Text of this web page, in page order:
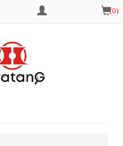
會
員
中
購
物
車
(0)